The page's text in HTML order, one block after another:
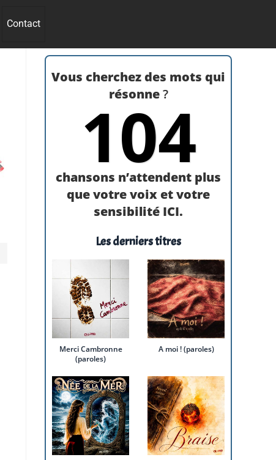
Contact
Vous cherchez des mots qui
résonne?
104
chansons n’attendent plus
que votre voix et votre
sensibilité ICI.
Les derniers titres
Merci Cambronne
(paroles)
A moi ! (paroles)